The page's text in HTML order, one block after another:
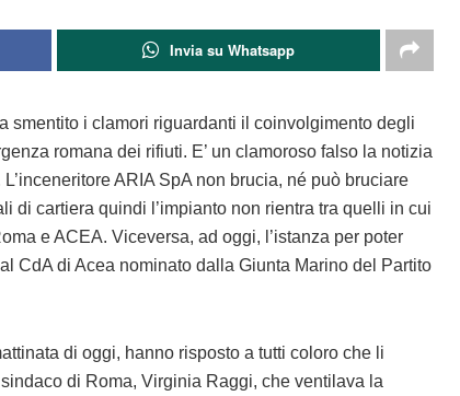
Invia su Whatsapp
smentito i clamori riguardanti il coinvolgimento degli
romana dei rifiuti. E’ un clamoroso falso la notizia
ARIA SpA non brucia, né può bruciare
di cartiera quindi l’impianto non rientra tra quelli in cui
e ACEA. Viceversa, ad oggi, l’istanza per poter
CdA di Acea nominato dalla Giunta Marino del Partito
di oggi, hanno risposto a tutti coloro che li
di Roma, Virginia Raggi, che ventilava la